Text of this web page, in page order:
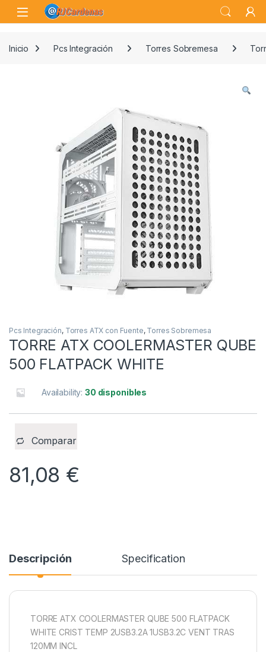
Skip to navigation
Skip to content
Open
Inicio Pcs Integración Torres Sobremesa
Pcs Integración, Torres ATX con Fuente, Torres Sobremesa
TORRE ATX COOLERMASTER QUBE
500 FLATPACK WHITE
Availability:30 disponibles
Comparar
81,08 €
Descripción Specification
TORRE ATX COOLERMASTER QUBE 500 FLATPACK
WHITE CRIST TEMP 2USB3.2A 1USB3.2C VENT TRAS
120MM INCL